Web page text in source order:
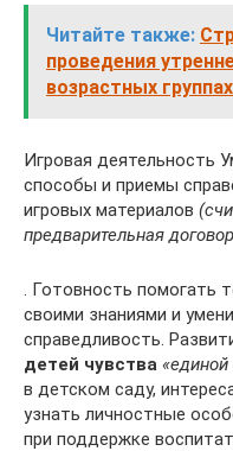
Читайте также:
проведения
возрастных
Игровая деятельность
способы и приемы
игровых материалов
предварительная
. Готовность помогать
своими знаниями и
справедливость.
детей чувства
в детском саду,
узнать личностные
при поддержке